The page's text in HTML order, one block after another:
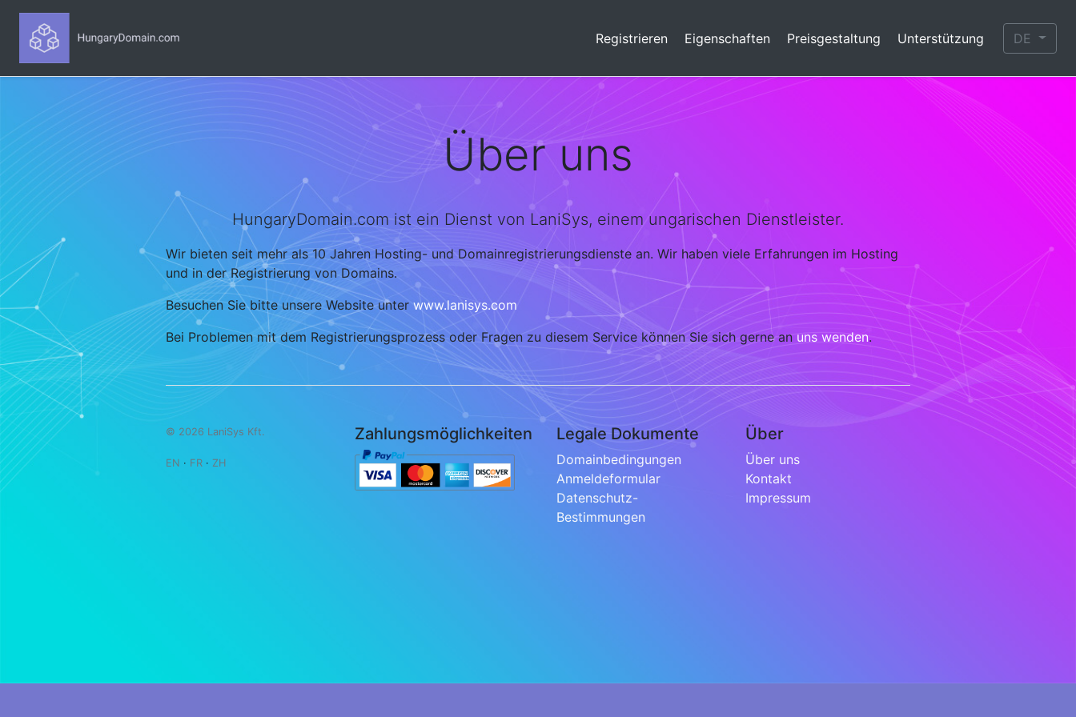
Registrieren Eigenschaften Preisgestaltung Unterstützung DE
Über uns
HungaryDomain.com ist ein Dienst von LaniSys, einem ungarischen Dienstleister.
Wir bieten seit mehr als 10 Jahren Hosting- und Domainregistrierungsdienste an. Wir haben viele Erfahrungen im Hosting
und in der Registrierung von Domains.
Besuchen Sie bitte unsere Website unter www.lanisys.com
Bei Problemen mit dem Registrierungsprozess oder Fragen zu diesem Service können Sie sich gerne an uns wenden.
© 2026 LaniSys Kft.
EN · FR · ZH
Zahlungsmöglichkeiten Legale Dokumente
Domainbedingungen
Anmeldeformular
Datenschutz-
Bestimmungen
Über
Über uns
Kontakt
Impressum